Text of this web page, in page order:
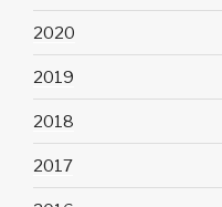
2020
2019
2018
2017